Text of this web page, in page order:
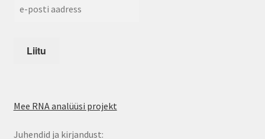
Mee RNA analüüsi projekt
Juhendid ja kirjandust: